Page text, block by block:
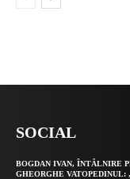
SOCIAL
BOGDAN IVAN, ÎNTÂLNIRE
GHEORGHE VATOPEDINUL: